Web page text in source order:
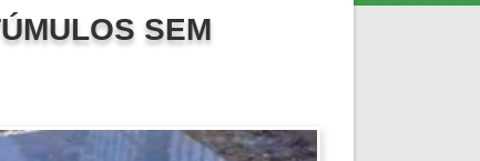
SEM